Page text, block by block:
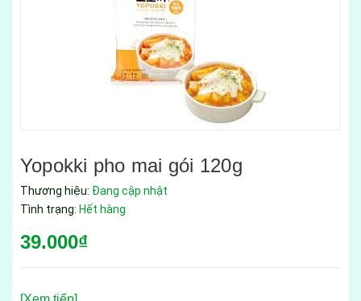
Yopokki pho mai gói 120g
Thương hiệu: Đang cập nhật
Tình trạng: Hết hàng
39.000₫